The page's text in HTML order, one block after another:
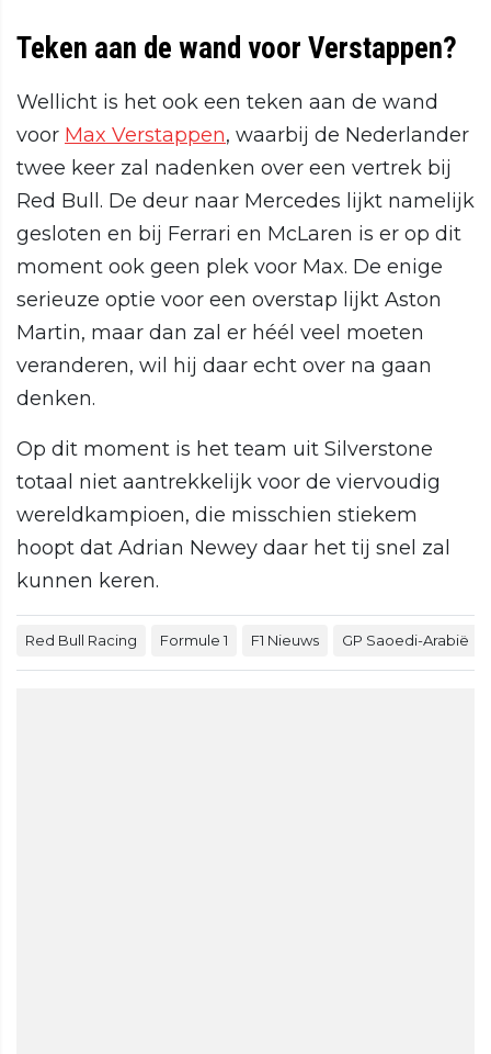
Teken aan de wand voor Verstappen?
Wellicht is het ook een teken aan de wand
voor Max Verstappen, waarbij de Nederlander
twee keer zal nadenken over een vertrek bij
Red Bull. De deur naar Mercedes lijkt namelijk
gesloten en bij Ferrari en McLaren is er op dit
moment ook geen plek voor Max. De enige
serieuze optie voor een overstap lijkt Aston
Martin, maar dan zal er héél veel moeten
veranderen, wil hij daar echt over na gaan
denken.
Op dit moment is het team uit Silverstone
totaal niet aantrekkelijk voor de viervoudig
wereldkampioen, die misschien stiekem
hoopt dat Adrian Newey daar het tij snel zal
kunnen keren.
Red Bull Racing Formule 1 F1 Nieuws GP Saoedi-Arabië